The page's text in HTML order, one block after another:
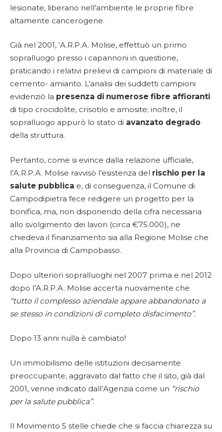
lesionate, liberano nell’ambiente le proprie fibre
altamente cancerogene.
Già nel 2001, ‘A.R.P.A. Molise, effettuò un primo
sopralluogo presso i capannoni in questione,
praticando i relativi prelievi di campioni di materiale di
cemento- amianto. L’analisi dei suddetti campioni
evidenziò la presenza di numerose fibre affioranti
di tipo crocidolite, crisotilo e amosite; inoltre, il
sopralluogo appurò lo stato di avanzato degrado
della struttura.
Pertanto, come si evince dalla relazione ufficiale,
l’A.R.P.A. Molise ravvisò l’esistenza del rischio per la
salute pubblica e, di conseguenza, il Comune di
Campodipietra fece redigere un progetto per la
bonifica, ma, non disponendo della cifra necessaria
allo svolgimento dei lavori (circa €75.000), ne
chiedeva il finanziamento sia alla Regione Molise che
alla Provincia di Campobasso.
Dopo ulteriori sopralluoghi nel 2007 prima e nel 2012
dopo l’A.R.P.A. Molise accerta nuovamente che
“tutto il complesso aziendale appare abbandonato a
se stesso in condizioni di completo disfacimento”.
Dopo 13 anni nulla è cambiato!
Un immobilismo delle istituzioni decisamente
preoccupante, aggravato dal fatto che il sito, già dal
2001, venne indicato dall’Agenzia come un “rischio
per la salute pubblica”.
Il Movimento 5 stelle chiede che si faccia chiarezza su